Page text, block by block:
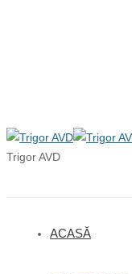
Trigor AVD
ACASĂ